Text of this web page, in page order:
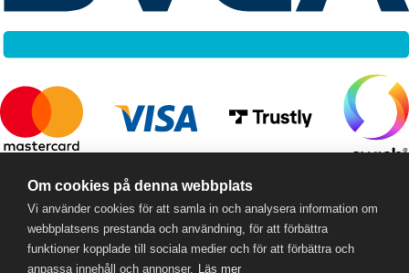
- © 2026
559357-5706
Om cookies på denna webbplats
Vi använder cookies för att samla in och analysera information om
webbplatsens prestanda och användning, för att förbättra
funktioner kopplade till sociala medier och för att förbättra och
anpassa innehåll och annonser. Läs mer